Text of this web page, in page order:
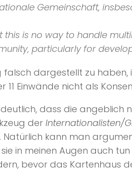
Gemeinschaft,
is no way to handle
particularly for
falsch dargestellt zu
11 Einwände nicht als
dass die angeblich
der Internationalisten/
kann man
in meinen Augen auch
bevor das Kartenhaus